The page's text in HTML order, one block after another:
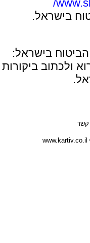
בישראל.
בישראל:
ולכתוב ביקורות
קשר